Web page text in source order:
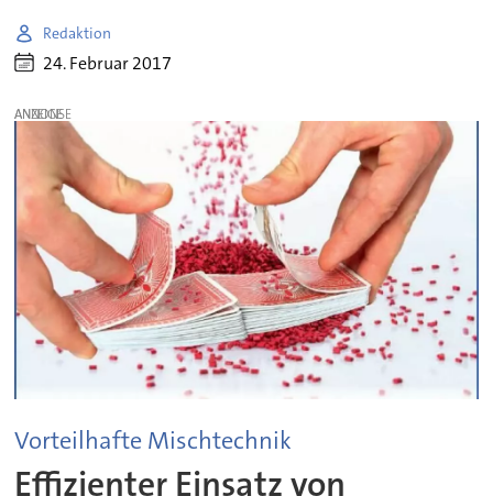
Redaktion
24. Februar 2017
ANZEIGE
Vorteilhafte Mischtechnik
Effizienter Einsatz von